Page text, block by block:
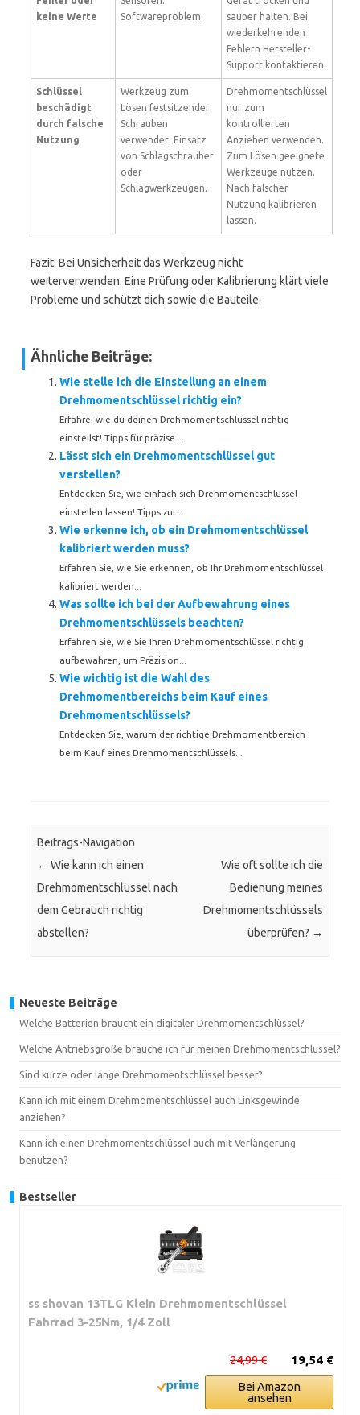
keine Werte
Softwareproblem.
sauber halten. Bei
wiederkehrenden
Fehlern Hersteller-
Support kontaktieren.
Schlüssel
beschädigt
durch falsche
Nutzung
Werkzeug zum
Lösen festsitzender
Schrauben
verwendet. Einsatz
von Schlagschrauber
oder
Schlagwerkzeugen.
Drehmomentschlüssel
nur zum
kontrollierten
Anziehen verwenden.
Zum Lösen geeignete
Werkzeuge nutzen.
Nach falscher
Nutzung kalibrieren
lassen.
Fazit: Bei Unsicherheit das Werkzeug nicht
weiterverwenden. Eine Prüfung oder Kalibrierung klärt viele
Probleme und schützt dich sowie die Bauteile.
Ähnliche Beiträge:
Wie stelle ich die Einstellung an einem
Drehmomentschlüssel richtig ein?
Erfahre, wie du deinen Drehmomentschlüssel richtig
einstellst! Tipps für präzise...
Lässt sich ein Drehmomentschlüssel gut
verstellen?
Entdecken Sie, wie einfach sich Drehmomentschlüssel
einstellen lassen! Tipps zur...
Wie erkenne ich, ob ein Drehmomentschlüssel
kalibriert werden muss?
Erfahren Sie, wie Sie erkennen, ob Ihr Drehmomentschlüssel
kalibriert werden...
Was sollte ich bei der Aufbewahrung eines
Drehmomentschlüssels beachten?
Erfahren Sie, wie Sie Ihren Drehmomentschlüssel richtig
aufbewahren, um Präzision...
Wie wichtig ist die Wahl des
Drehmomentbereichs beim Kauf eines
Drehmomentschlüssels?
Entdecken Sie, warum der richtige Drehmomentbereich
beim Kauf eines Drehmomentschlüssels...
Beitrags-Navigation
← Wie kann ich einen
Drehmomentschlüssel nach
dem Gebrauch richtig
abstellen?
Wie oft sollte ich die
Bedienung meines
Drehmomentschlüssels
überprüfen? →
Neueste Beiträge
Welche Batterien braucht ein digitaler Drehmomentschlüssel?
Welche Antriebsgröße brauche ich für meinen Drehmomentschlüssel?
Sind kurze oder lange Drehmomentschlüssel besser?
Kann ich mit einem Drehmomentschlüssel auch Linksgewinde
anziehen?
Kann ich einen Drehmomentschlüssel auch mit Verlängerung
benutzen?
Bestseller
ss shovan 13TLG Klein Drehmomentschlüssel
Fahrrad 3-25Nm, 1/4 Zoll
19,54 €
24,99 €
Bei Amazon
ansehen